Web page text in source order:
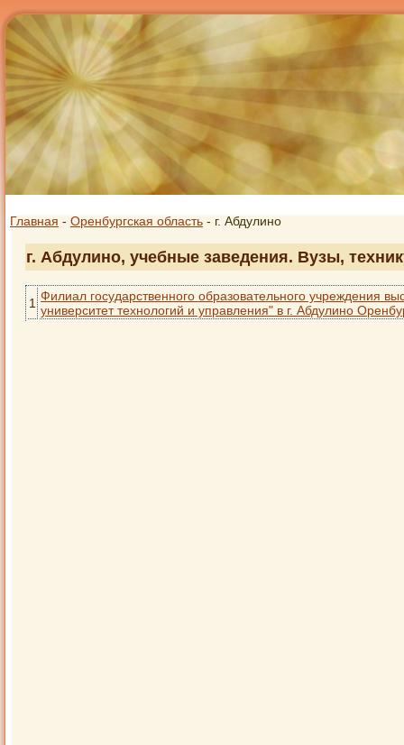
Главная - Оренбургская область - г. Абдулино
г. Абдулино, учебные заведения. Вузы,
1 Филиал государственного образовательного учреждения
университет технологий и управления" в г. Абдулино